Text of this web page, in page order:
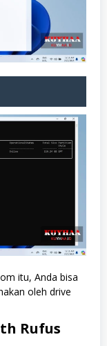
itu, Anda bisa
oleh drive
Rufus